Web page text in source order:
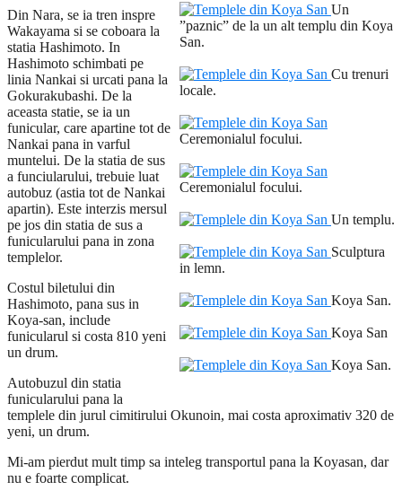
Un
”paznic” de la un alt templu din Koya
San.
Cu trenuri
locale.
Ceremonialul focului.
Ceremonialul focului.
Un templu.
Sculptura
in lemn.
Koya San.
Koya San
Koya San.
Din Nara, se ia tren inspre
Wakayama si se coboara la
statia Hashimoto. In
Hashimoto schimbati pe
linia Nankai si urcati pana la
Gokurakubashi. De la
aceasta statie, se ia un
funicular, care apartine tot de
Nankai pana in varful
muntelui. De la statia de sus
a funciularului, trebuie luat
autobuz (astia tot de Nankai
apartin). Este interzis mersul
pe jos din statia de sus a
funicularului pana in zona
templelor.
Costul biletului din
Hashimoto, pana sus in
Koya-san, include
funicularul si costa 810 yeni
un drum.
Autobuzul din statia
funicularului pana la
templele din jurul cimitirului Okunoin, mai costa aproximativ 320 de
yeni, un drum.
Mi-am pierdut mult timp sa inteleg transportul pana la Koyasan, dar
nu e foarte complicat.